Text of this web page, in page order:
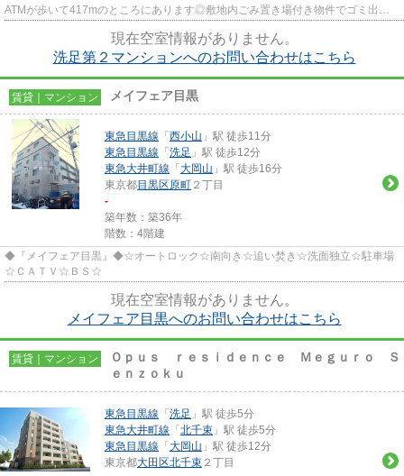
ATMが歩いて417mのところにあります◎敷地内ごみ置き場付き物件でゴミ出し
現在空室情報がありません。
洗足第２マンションへのお問い合わせはこちら
賃貸｜マンション メイフェア目黒
東急目黒線 「 西小山 」駅 徒歩11分
東急目黒線 「 洗足 」駅 徒歩12分
東急大井町線 「 大岡山 」駅 徒歩16分
東京都目黒区原町 ２丁目
-
築年数：築36年
階数：4階建
◆『メイフェア目黒』◆☆オートロック☆南向き☆追い焚き☆洗面独立☆駐車場
☆ＣＡＴＶ☆ＢＳ☆
現在空室情報がありません。
メイフェア目黒へのお問い合わせはこちら
賃貸｜マンション
Ｏｐｕｓ ｒｅｓｉｄｅｎｃｅ Ｍｅｇｕｒｏ Ｓ
ｅｎｚｏｋｕ
東急目黒線 「 洗足 」駅 徒歩5分
東急大井町線 「 北千束 」駅 徒歩5分
東急目黒線 「 大岡山 」駅 徒歩12分
東京都大田区北千束 ２丁目